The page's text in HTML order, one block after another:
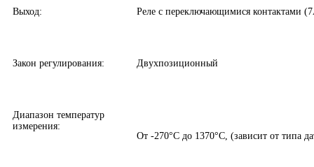
Выход: Реле с переключающимися контактами
Закон регулирования: Двухпозиционный
Диапазон температур
измерения:
От -270°С до 1370°С, (зависит от типа